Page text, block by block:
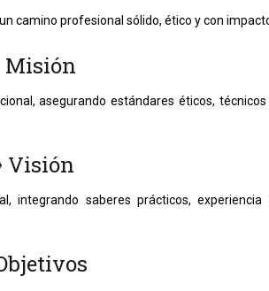
camino profesional sólido, ético y con
Misión
asegurando estándares éticos,
integrando saberes prácticos,